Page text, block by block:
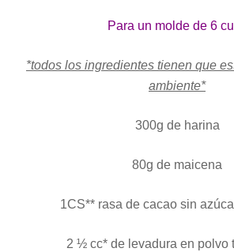
Para un molde de 6
*todos los ingredientes tienen que
ambiente*
300g de harina
80g de maicena
1CS** rasa de cacao sin
2 ½ cc* de levadura en polvo